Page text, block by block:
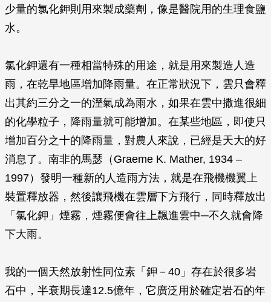
少量的氯化鉀則用來製成藥劑，像是醫院用的生理食鹽
水。
氯化鉀還有一種相當特殊的用途，就是用來製造人造
雨，在乾旱地區增加降雨量。在正常狀況下，雲只會釋
出其約三分之一的溼氣成為雨水，如果在雲中撒進很細
的化學粒子，降雨量就可能增加。在某些地區，即使只
增加百分之十的降雨量，對農人來說，已經是天大的好
消息了。南非的馬瑟（Graeme K. Mather, 1934 –
1997）發明一種新的人造雨方法，就是在飛機機翼上
裝置釋放器，然後讓飛機在雲層下方飛行，同時釋放出
「氯化鉀」煙霧，煙霧便會往上飄進雲中─不久就會降
下大雨。
我的一個天然放射性同位素「鉀－40」存在於很多岩
石中，半衰期長達12.5億年，它廣泛用於確定岩石的年